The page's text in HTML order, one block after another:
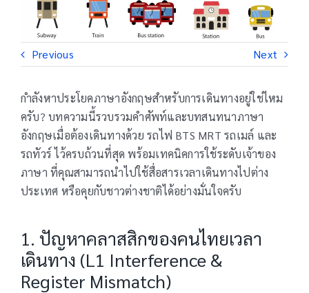
Previous Next
กำลังหาประโยคภาษาอังกฤษสำหรับการเดินทางอยู่ใช่ไหม
ครับ? บทความนี้รวบรวมคำศัพท์และบทสนทนาภาษา
อังกฤษเมื่อต้องเดินทางด้วย รถไฟ BTS MRT รถเมล์ และ
รถทัวร์ ไว้ครบถ้วนที่สุด พร้อมเทคนิคการใช้ระดับเจ้าของ
ภาษา ที่คุณสามารถนำไปใช้สื่อสารเวลาเดินทางไปต่าง
ประเทศ หรือคุยกับชาวต่างชาติได้อย่างมั่นใจครับ
1. ปัญหาคลาสสิกของคนไทยเวลา
เดินทาง (L1 Interference &
Register Mismatch)